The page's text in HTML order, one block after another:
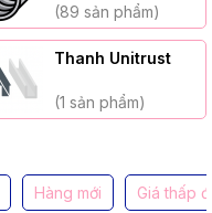
(89 sản phẩm)
Thanh Unitrust
(1 sản phẩm)
Hàng mới Giá thấp